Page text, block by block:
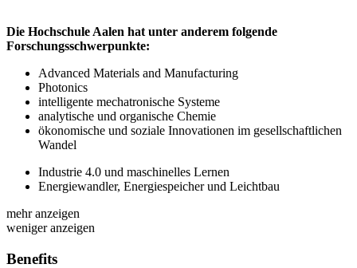
Die Hochschule Aalen hat unter anderem folgende
Forschungsschwerpunkte:
Advanced Materials and Manufacturing
Photonics
intelligente mechatronische Systeme
analytische und organische Chemie
ökonomische und soziale Innovationen im gesellschaftlichen
Wandel
Industrie 4.0 und maschinelles Lernen
Energiewandler, Energiespeicher und Leichtbau
mehr anzeigen
weniger anzeigen
Benefits